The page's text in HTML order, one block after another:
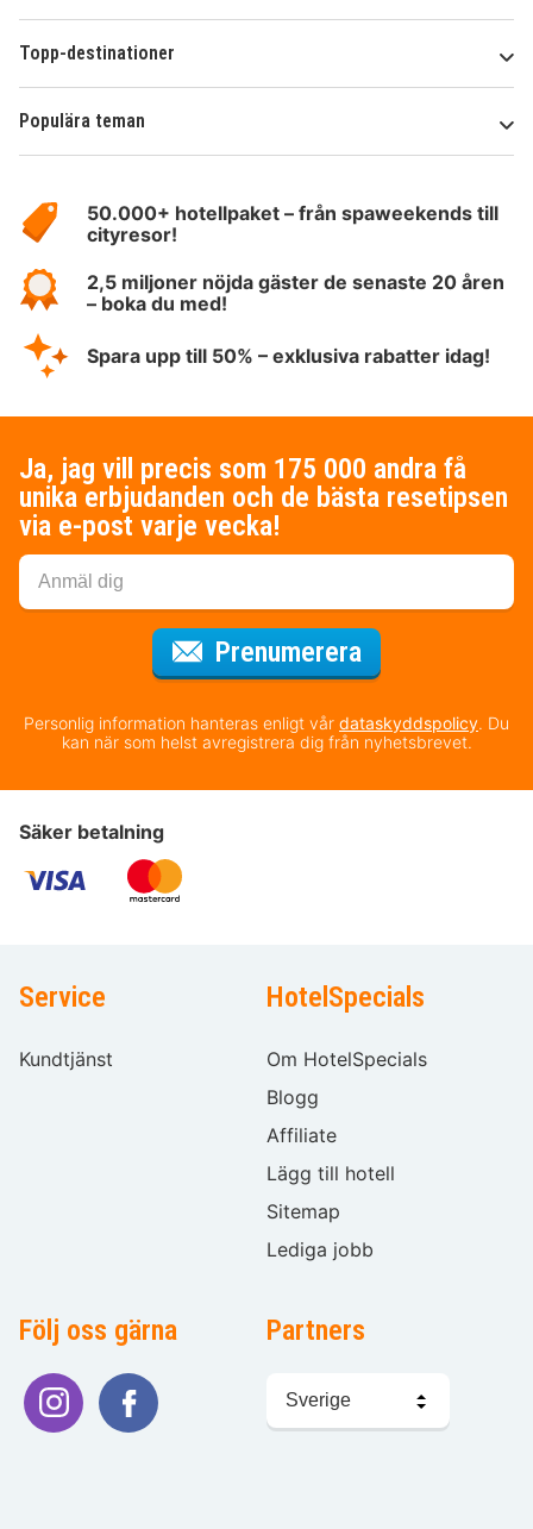
Topp-destinationer
Populära teman
HotelSpecials50.000+ hotellpaket – från spaweekends till
cityresor!
2,5 miljoner nöjda gäster de senaste 20 åren
– boka du med!
Spara upp till 50% – exklusiva rabatter idag!
Ja, jag vill precis som 175 000 andra få
unika erbjudanden och de bästa resetipsen
via e-post varje vecka!
Prenumerera
Personlig information hanteras enligt vår dataskyddspolicy. Du
kan när som helst avregistrera dig från nyhetsbrevet.
Säker betalning
Service
Kundtjänst
HotelSpecials
Om HotelSpecials
Blogg
Affiliate
Lägg till hotell
Sitemap
Lediga jobb
Följ oss gärna Partners
språk